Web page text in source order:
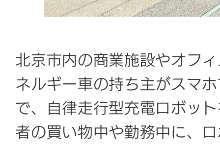
北京市内の商業施設やオフ
ネルギー車の持ち主がスマ
で、自律走行型充電ロボッ
者の買い物中や勤務中に、